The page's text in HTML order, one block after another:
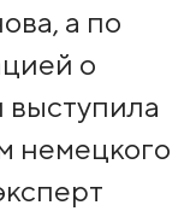
а по
о
выступила
немецкого